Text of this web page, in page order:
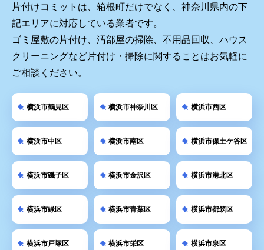
片付けコミットは、箱根町だけでなく、神奈川県内の下
記エリアに対応している業者です。
ゴミ屋敷の片付け、汚部屋の掃除、不用品回収、ハウス
クリーニングなど片付け・掃除に関することはお気軽に
ご相談ください。
横浜市鶴見区 横浜市神奈川区 横浜市西区
横浜市中区 横浜市南区 横浜市保土ケ谷区
横浜市磯子区 横浜市金沢区 横浜市港北区
横浜市緑区 横浜市青葉区 横浜市都筑区
横浜市戸塚区 横浜市栄区 横浜市泉区